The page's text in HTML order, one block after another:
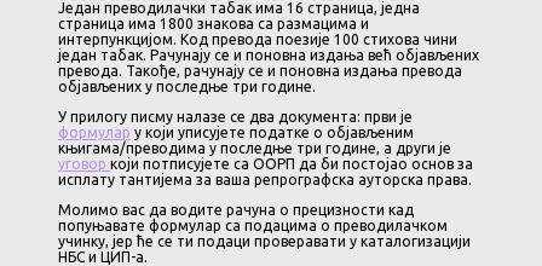
Један преводилачки табак има 16 страница, једна
страница има 1800 знакова са размацима и
интерпункцијом. Код превода поезије 100 стихова чини
један табак. Рачунају се и поновна издања већ објављених
превода. Такође, рачунају се и поновна издања превода
објављених у последње три године.
У прилогу писму налазе се два документа: први је
формулар у који уписујете податке о објављеним
књигама/преводима у последње три године, а други је
уговор који потписујете са ООРП да би постојао основ за
исплату тантијема за ваша репрографска ауторска права.
Молимо вас да водите рачуна о прецизности кад
попуњавате формулар са подацима о преводилачком
учинку, јер ће се ти подаци проверавати у каталогизацији
НБС и ЦИП-а.